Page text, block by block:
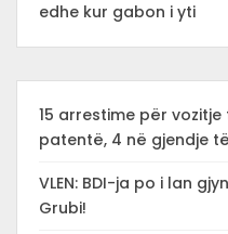
edhe kur gabon i yti
15 arrestime për vozitje
patentë, 4 në gjendje
VLEN: BDI-ja po i lan
Grubi!